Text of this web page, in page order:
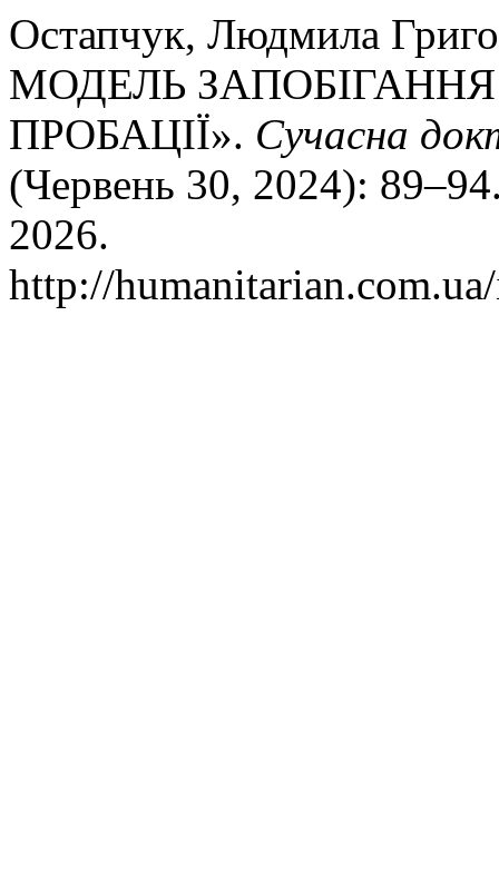
Остапчук, Людмила
МОДЕЛЬ
ПРОБАЦІЇ». Сучасна
(Червень 30, 2024):
2026.
http://